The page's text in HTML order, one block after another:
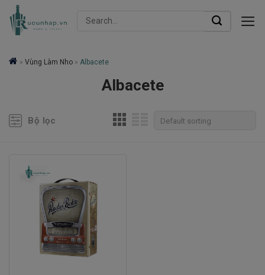
Skip
Search
» Vùng Làm Nho » Albacete
Albacete
Bộ lọc